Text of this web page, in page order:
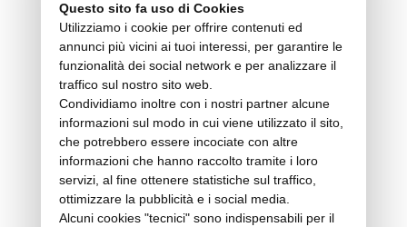
Questo sito fa uso di Cookies
Utilizziamo i cookie per offrire contenuti ed
annunci più vicini ai tuoi interessi, per garantire le
funzionalità dei social network e per analizzare il
traffico sul nostro sito web.
Condividiamo inoltre con i nostri partner alcune
informazioni sul modo in cui viene utilizzato il sito,
che potrebbero essere incociate con altre
informazioni che hanno raccolto tramite i loro
servizi, al fine ottenere statistiche sul traffico,
ottimizzare la pubblicità e i social media.
Alcuni cookies "tecnici" sono indispensabili per il